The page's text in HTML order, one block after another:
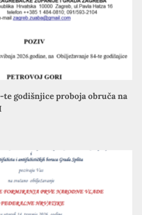
te godišnjice proboja obruča na